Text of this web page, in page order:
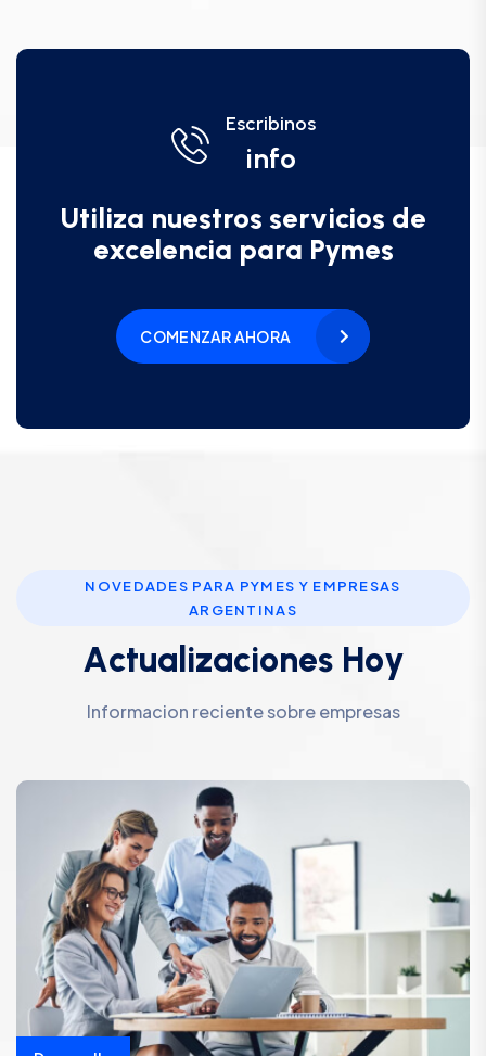
Escribinos
info
Utiliza nuestros servicios de
excelencia para Pymes
COMENZAR AHORA
NOVEDADES PARA PYMES Y EMPRESAS
ARGENTINAS
Actua izaciones Hoy
Informacion reciente sobre empresas